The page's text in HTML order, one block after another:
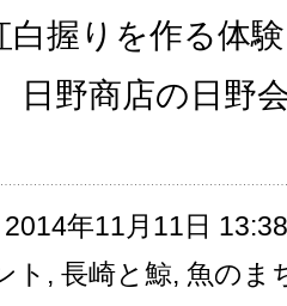
白握りを作る体
日野商店の日野
年11月11日 13:38
ト , 長崎と鯨, 魚のま